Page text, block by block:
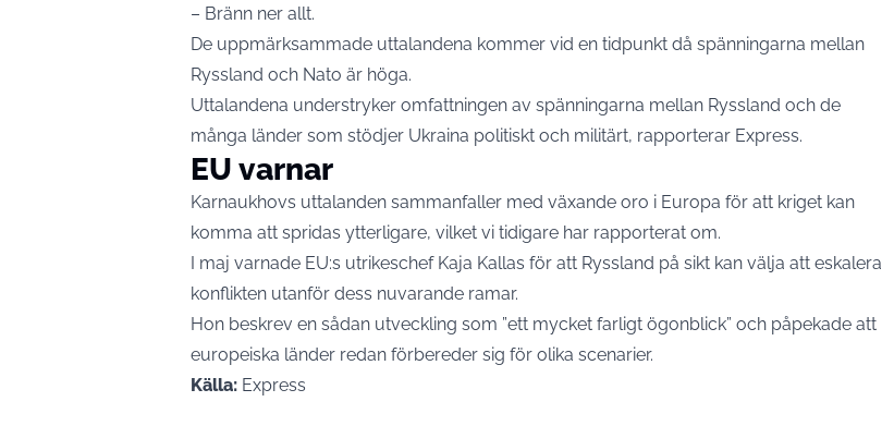
– Bränn ner allt.
De uppmärksammade uttalandena kommer vid en tidpunkt då spänningarna mellan
Ryssland och Nato är höga.
Uttalandena understryker omfattningen av spänningarna mellan Ryssland och de
många länder som stödjer Ukraina politiskt och militärt, rapporterar Express.
EU varnar
Karnaukhovs uttalanden sammanfaller med växande oro i Europa för att kriget kan
komma att spridas ytterligare, vilket vi tidigare har rapporterat om.
I maj varnade EU:s utrikeschef Kaja Kallas för att Ryssland på sikt kan välja att eskalera
konflikten utanför dess nuvarande ramar.
Hon beskrev en sådan utveckling som ”ett mycket farligt ögonblick” och påpekade att
europeiska länder redan förbereder sig för olika scenarier.
Källa: Express